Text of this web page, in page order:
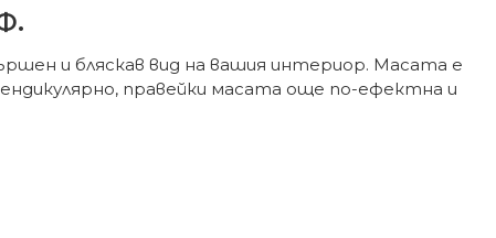
и бляскав вид на вашия интериор. Масата е
правейки масата още по-ефектна и